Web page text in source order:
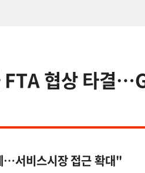
FTA 협상 타결
서비스시장 접근 확대"